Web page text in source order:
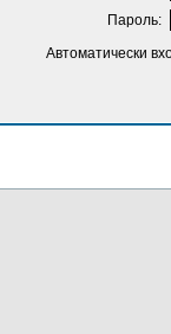
Пароль:
Автоматически